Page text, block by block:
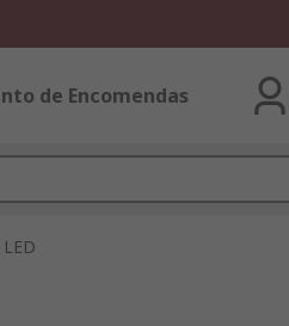
de Encomendas